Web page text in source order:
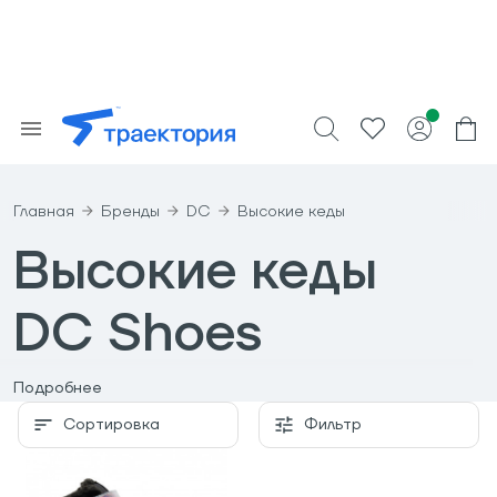
Главная Бренды DC Высокие кеды
Высокие кеды
DC Shoes
Основанная Дэймоном Вэем, Кеном Блоком и
Клейтоном Блемом в июне 1994 года., компания DC
быстро выросла до уровня лидирующего бренда
обуви для скейтбординга и уровня уважаемой
Подробнее
Сортировка
Фильтр